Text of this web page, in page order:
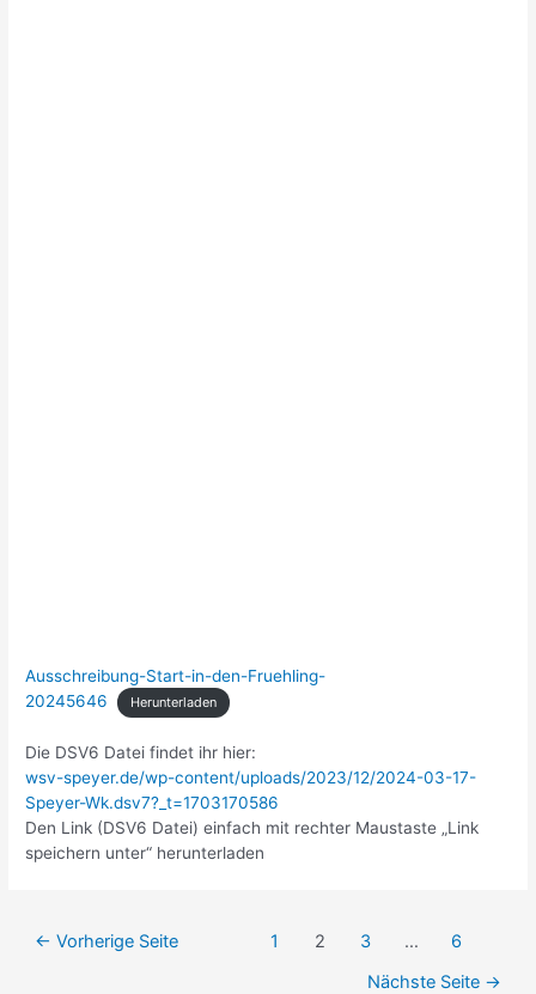
Ausschreibung-Start-in-den-Fruehling-
20245646
Herunterladen
Die DSV6 Datei findet ihr hier:
wsv-speyer.de/wp-content/uploads/2023/12/2024-03-17-
Speyer-Wk.dsv7?_t=1703170586
Den Link (DSV6 Datei) einfach mit rechter Maustaste „Link
speichern unter“ herunterladen
Beitrags-
← Vorherige Seite 1 2 3 …
6
Nächste Seite →